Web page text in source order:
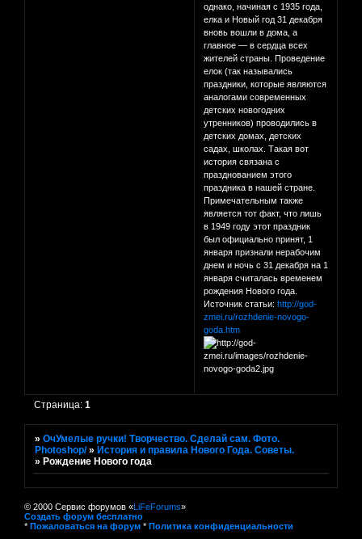
однако, начиная с 1935 года,
елка и Новый год 31 декабря
вновь вошли в дома, а
главное — в сердца всех
жителей страны. Проведение
елок (так назывались
праздники, которые являются
аналогами современных
детских новогодних
утренников) проводились в
детских домах, детских
садах, школах. Такая вот
история связана с
празднованием этого
праздника в нашей стране.
Примечательным также
является тот факт, что лишь
в 1949 году этот праздник
был официально принят, 1
января признали нерабочим
днем и ночь с 31 декабря на 1
января считалась временем
рождения Нового года.
Источник статьи:http://god-
zmei.ru/rozhdenie-novogo-
goda.htm
Страница:1
»ОчУмелые ручки! Творчество. Сделай сам. Фото.
Photoshop/ »История и правила Нового Года. Советы.
»Рождение Нового года
© 2000 Сервис форумов «LiFeForums»
Создать форум бесплатно
* Пожаловаться на форум * Политика конфиденциальности